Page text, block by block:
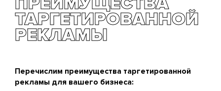
клиенты всегда в курсе хода выполнения задач,
благодаря регулярным встречам, звонкам и
подробным отчетам.
ТАРГЕТИРОВАННОЙ
РЕКЛАМЫ
Перечислим преимущества таргетированной
рекламы для вашего бизнеса: